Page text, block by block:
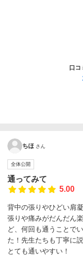
口コ
ちほ さん
全体公開
通ってみて
5.00
背中の張りやひどい肩
張りや痛みがだんだん
ど、何回も通うことで
た！先生たちも丁寧に
とても通いやすい！